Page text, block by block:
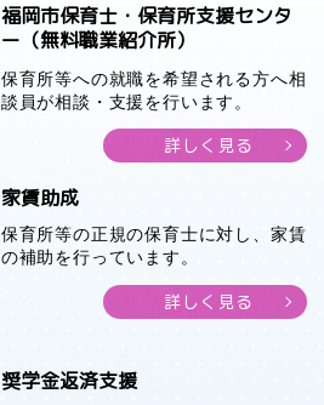
福岡市保育士・保育所支援センタ
ー （無料職業紹介所）
保育所等への就職を希望される方へ相
談員が相談・支援を行います。
詳しく見る
家賃助成
保育所等の正規の保育士に対し、家賃
の補助を行っています。
詳しく見る
奨学金返済支援